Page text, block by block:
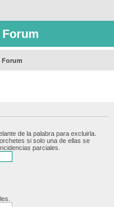
Forum
de la palabra para excluirla.
si solo una de ellas se
parciales.